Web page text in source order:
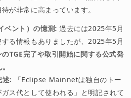
が非常に高まっています。
ベント）の憶測: 過去には2025年5月
る情報もありましたが、2025年5月
のTGE完了や取引開始に関する公式発
:
「Eclipse Mainnetは独自のトー
ス代として使われる」と明記されて